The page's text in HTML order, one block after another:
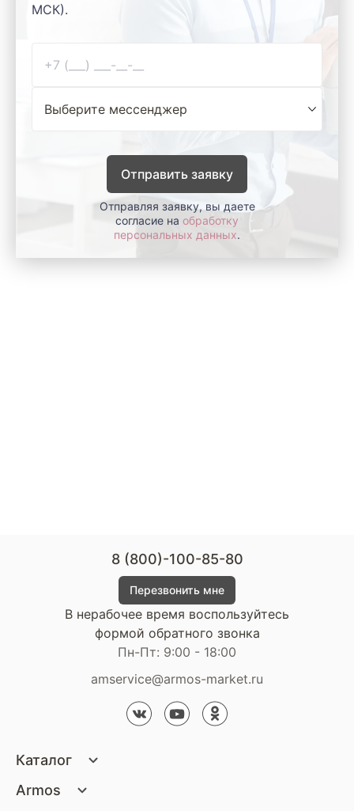
МСК).
Отправить заявку
Отправляя заявку, вы даете
согласие на обработку
персональных данных.
Каталог
Кровати
Armos
8 (800)-100-85-80
Перезвонить мне
В нерабочее время воспользуйтесь
формой обратного звонка
Пн-Пт: 9:00 - 18:00
amservice@armos-market.ru